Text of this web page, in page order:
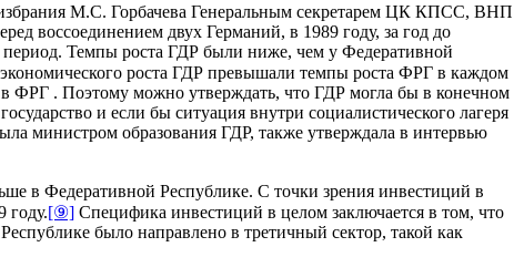
избрания М.С. Горбачева Генеральным секретарем ЦК КПСС, ВНП
воссоединением двух Германий, в 1989 году, за год до
Темпы роста ГДР были ниже, чем у Федеративной
роста ГДР превышали темпы роста ФРГ в каждом
в ФРГ . Поэтому можно утверждать, что ГДР могла бы в конечном
и если бы ситуация внутри социалистического лагеря
министром образования ГДР, также утверждала в интервью
в Федеративной Республике. С точки зрения инвестиций в
году.[⑨] Специфика инвестиций в целом заключается в том, что
было направлено в третичный сектор, такой как